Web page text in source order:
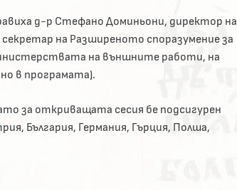
д-р Стефано Доминьони, директор на
на Разширеното споразумение за
на външните работи, на
в програмата).
за откриващата сесия бе подсигурен
България, Германия, Гърция, Полша,